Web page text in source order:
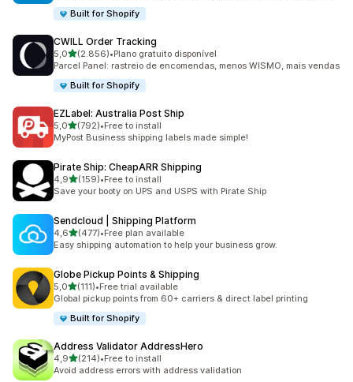
Built for Shopify
CWILL Order Tracking
5,0de 5 estrelas
(2.856)
2856 total de avaliações
•Plano gratuito disponível
Parcel Panel: rastreio de encomendas, menos WISMO, mais vendas
Built for Shopify
EZLabel: Australia Post Ship
5,0de 5 estrelas
(792)
792 total de avaliações
•Free to install
MyPost Business shipping labels made simple!
Pirate Ship: CheapARR Shipping
4,9de 5 estrelas
(159)
159 total de avaliações
•Free to install
Save your booty on UPS and USPS with Pirate Ship
Sendcloud | Shipping Platform
4,6de 5 estrelas
(477)
477 total de avaliações
•Free plan available
Easy shipping automation to help your business grow.
Globe Pickup Points & Shipping
5,0de 5 estrelas
(111)
111 total de avaliações
•Free trial available
Global pickup points from 60+ carriers & direct label printing
Built for Shopify
Address Validator AddressHero
4,9de 5 estrelas
(214)
214 total de avaliações
•Free to install
Avoid address errors with address validation